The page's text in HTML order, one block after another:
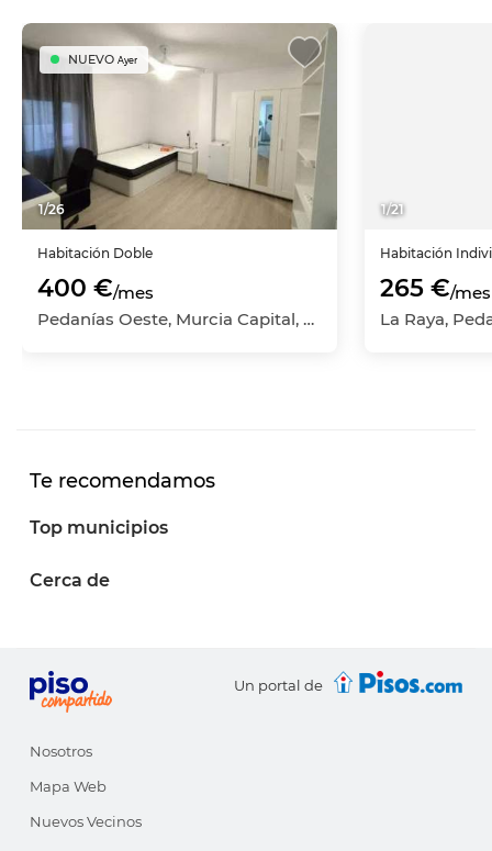
1/26
NUEVO Ayer
Habitación Doble
400 €/mes
Pedanías Oeste, Murcia Capital, Murcia
1/21
Habitación
265 €/mes
Te recomendamos
Top municipios
Cerca de
Un portal de
Nosotros
Mapa Web
Nuevos Vecinos